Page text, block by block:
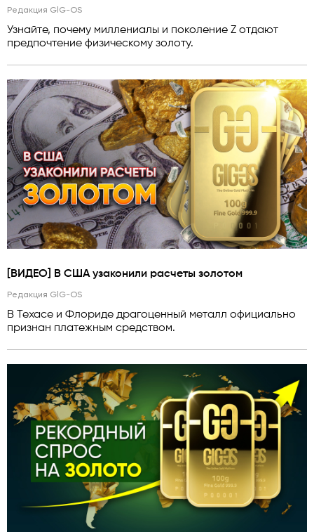
Редакция GlG-OS
Узнайте, почему миллениалы и поколение Z отдают
предпочтение физическому золоту.
[ВИДЕО] В США узаконили расчеты золотом
Редакция GlG-OS
В Техасе и Флориде драгоценный металл официально
признан платежным средством.